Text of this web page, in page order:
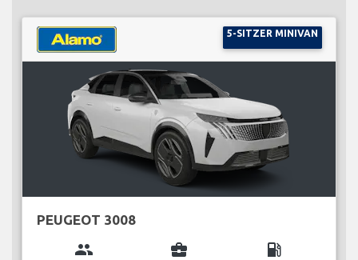
5-SITZER MINIVAN
PEUGEOT 3008
group business_center local_gas_station